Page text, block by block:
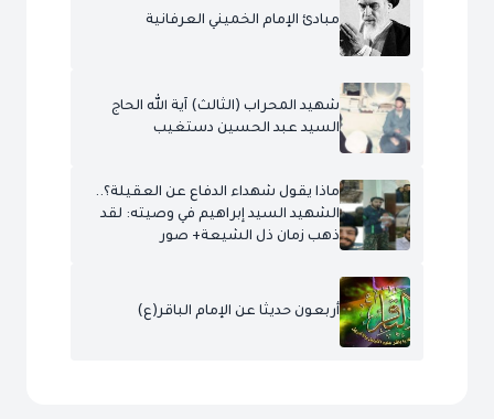
مبادئ الإمام الخميني العرفانية
شهيد المحراب (الثالث) آية الله الحاج
السيد عبد الحسين دستغيب
ماذا يقول شهداء الدفاع عن العقيلة؟..
الشهيد السيد إبراهيم في وصيته: لقد
ذهب زمان ذل الشيعة+ صور
أربعون حديثا عن الإمام الباقر(ع)